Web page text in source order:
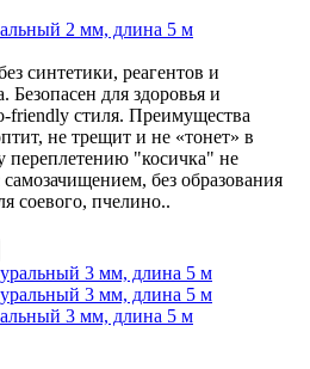
2 мм, длина 5 м
синтетики, реагентов и
для здоровья и
friendly стиля. Преимущества
не трещит и не «тонет» в
переплетению "косичка" не
без образования
соевого, пчелино..
3 мм, длина 5 м